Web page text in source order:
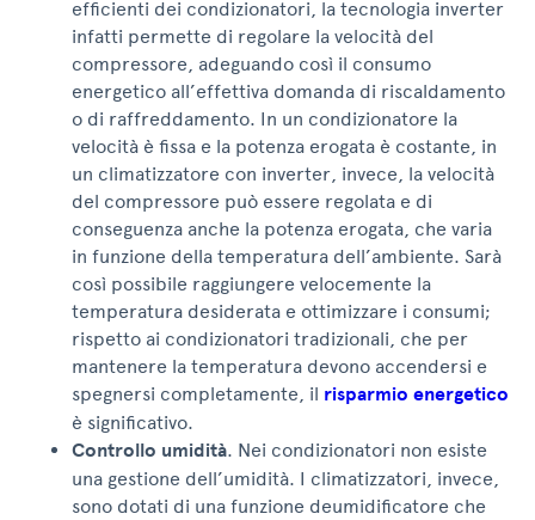
efficienti dei condizionatori, la tecnologia inverter
infatti permette di regolare la velocità del
compressore, adeguando così il consumo
energetico all’effettiva domanda di riscaldamento
o di raffreddamento. In un condizionatore la
velocità è fissa e la potenza erogata è costante, in
un climatizzatore con inverter, invece, la velocità
del compressore può essere regolata e di
conseguenza anche la potenza erogata, che varia
in funzione della temperatura dell’ambiente. Sarà
così possibile raggiungere velocemente la
temperatura desiderata e ottimizzare i consumi;
rispetto ai condizionatori tradizionali, che per
mantenere la temperatura devono accendersi e
spegnersi completamente, il risparmio energetico
è significativo.
Controllo umidità. Nei condizionatori non esiste
una gestione dell’umidità. I climatizzatori, invece,
sono dotati di una funzione deumidificatore che